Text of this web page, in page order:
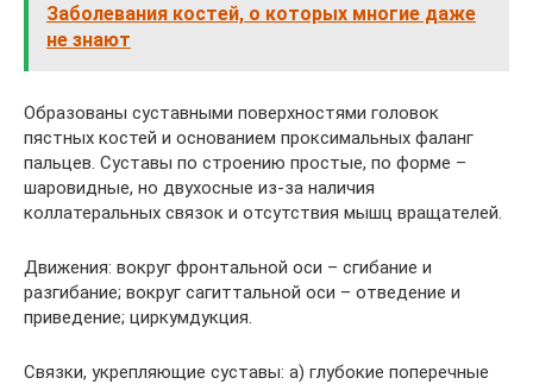
Заболевания костей, о которых многие даже
не знают
Образованы суставными поверхностями головок
пястных костей и основанием проксимальных фаланг
пальцев. Суставы по строению простые, по форме –
шаровидные, но двухосные из-за наличия
коллатеральных связок и отсутствия мышц вращателей.
Движения: вокруг фронтальной оси – сгибание и
разгибание; вокруг сагиттальной оси – отведение и
приведение; циркумдукция.
Связки, укрепляющие суставы: а) глубокие поперечные